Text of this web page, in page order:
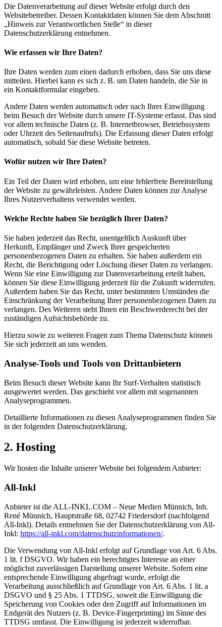
Die Datenverarbeitung auf dieser Website erfolgt durch den
Websitebetreiber. Dessen Kontaktdaten können Sie dem Abschnitt
„Hinweis zur Verantwortlichen Stelle“ in dieser
Datenschutzerklärung entnehmen.
Wie erfassen wir Ihre Daten?
Ihre Daten werden zum einen dadurch erhoben, dass Sie uns diese
mitteilen. Hierbei kann es sich z. B. um Daten handeln, die Sie in
ein Kontaktformular eingeben.
Andere Daten werden automatisch oder nach Ihrer Einwilligung
beim Besuch der Website durch unsere IT-Systeme erfasst. Das sind
vor allem technische Daten (z. B. Internetbrowser, Betriebssystem
oder Uhrzeit des Seitenaufrufs). Die Erfassung dieser Daten erfolgt
automatisch, sobald Sie diese Website betreten.
Wofür nutzen wir Ihre Daten?
Ein Teil der Daten wird erhoben, um eine fehlerfreie Bereitstellung
der Website zu gewährleisten. Andere Daten können zur Analyse
Ihres Nutzerverhaltens verwendet werden.
Welche Rechte haben Sie bezüglich Ihrer Daten?
Sie haben jederzeit das Recht, unentgeltlich Auskunft über
Herkunft, Empfänger und Zweck Ihrer gespeicherten
personenbezogenen Daten zu erhalten. Sie haben außerdem ein
Recht, die Berichtigung oder Löschung dieser Daten zu verlangen.
Wenn Sie eine Einwilligung zur Datenverarbeitung erteilt haben,
können Sie diese Einwilligung jederzeit für die Zukunft widerrufen.
Außerdem haben Sie das Recht, unter bestimmten Umständen die
Einschränkung der Verarbeitung Ihrer personenbezogenen Daten zu
verlangen. Des Weiteren steht Ihnen ein Beschwerderecht bei der
zuständigen Aufsichtsbehörde zu.
Hierzu sowie zu weiteren Fragen zum Thema Datenschutz können
Sie sich jederzeit an uns wenden.
Analyse-Tools und Tools von Dritt­anbietern
Beim Besuch dieser Website kann Ihr Surf-Verhalten statistisch
ausgewertet werden. Das geschieht vor allem mit sogenannten
Analyseprogrammen.
Detaillierte Informationen zu diesen Analyseprogrammen finden Sie
in der folgenden Datenschutzerklärung.
2. Hosting
Wir hosten die Inhalte unserer Website bei folgendem Anbieter:
All-Inkl
Anbieter ist die ALL-INKL.COM – Neue Medien Münnich, Inh.
René Münnich, Hauptstraße 68, 02742 Friedersdorf (nachfolgend
All-Inkl). Details entnehmen Sie der Datenschutzerklärung von All-
Inkl: https://all-inkl.com/datenschutzinformationen/.
Die Verwendung von All-Inkl erfolgt auf Grundlage von Art. 6 Abs.
1 lit. f DSGVO. Wir haben ein berechtigtes Interesse an einer
möglichst zuverlässigen Darstellung unserer Website. Sofern eine
entsprechende Einwilligung abgefragt wurde, erfolgt die
Verarbeitung ausschließlich auf Grundlage von Art. 6 Abs. 1 lit. a
DSGVO und § 25 Abs. 1 TTDSG, soweit die Einwilligung die
Speicherung von Cookies oder den Zugriff auf Informationen im
Endgerät des Nutzers (z. B. Device-Fingerprinting) im Sinne des
TTDSG umfasst. Die Einwilligung ist jederzeit widerrufbar.